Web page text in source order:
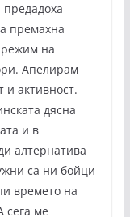
премахна
на
Апелирам
активност.
дясна
и в
алтернатива
са ни бойци
времето на
сега ме